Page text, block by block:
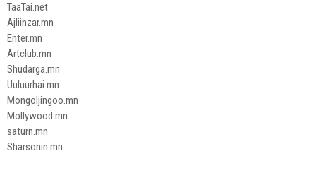
TaaTai.net
Ajliinzar.mn
Enter.mn
Artclub.mn
Shudarga.mn
Uuluurhai.mn
Mongoljingoo.mn
Mollywood.mn
saturn.mn
Sharsonin.mn